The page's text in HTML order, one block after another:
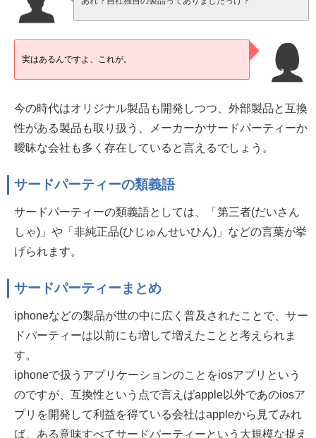
実はあるんですよ、これが。
今の時代はオリジナル製品も開発しつつ、外部製品と互換
性がある製品も取り扱う、メーカーかサードパーティーか
曖昧な会社も多く存在していると言えるでしょう。
サードパーティーの類義語
サードパーティーの類義語としては、「第三者(だいさん
しゃ)」や「非純正品(ひじゅんせいひん)」などの言葉が挙
げられます。
サードパーティーまとめ
iphoneなどの製品が世の中に広く普及されたことで、サー
ドパーティーは以前にも増して増えたことと考えられま
す。
iphoneで扱うアプリケーションのことをiosアプリという
のですが、互換性という点で言えばapple以外であのiosア
プリを開発して利益を得ている会社はappleから見てみれ
ば、ある意味すべてサードパーティーという大規模な捉え